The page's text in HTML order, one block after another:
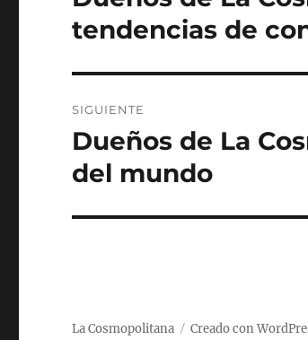
entradas
anterior:
tendencias de
SIGUIENTE
Siguiente
entrada:
Dueños de La
del mundo
La Cosmopolitana Creado con